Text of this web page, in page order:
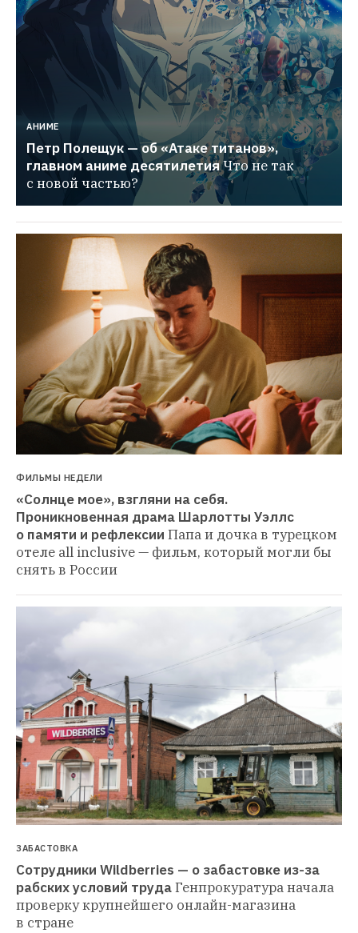
АНИМЕ
Петр Полещук — об «Атаке титанов»,
главном аниме десятилетияЧто не так
с новой частью?
ФИЛЬМЫ НЕДЕЛИ
«Солнце мое», взгляни на себя.
Проникновенная драма Шарлотты Уэллс
о памяти и рефлексии Папа и дочка в турецком
отеле all inclusive — фильм, который могли бы
снять в России
ЗАБАСТОВКА
Сотрудники Wildberries — о забастовке из-за
рабских условий трудаГенпрокуратура начала
проверку крупнейшего онлайн-магазина
в стране